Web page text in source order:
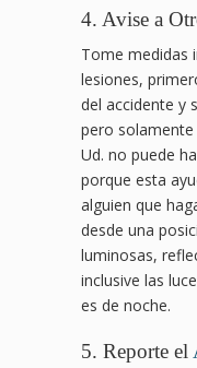
4. Avise a
Tome medidas
lesiones,
del accidente y
pero solamente
Ud. no puede
porque esta
alguien que
desde una
luminosas,
inclusive las
es de noche.
5. Reporte el